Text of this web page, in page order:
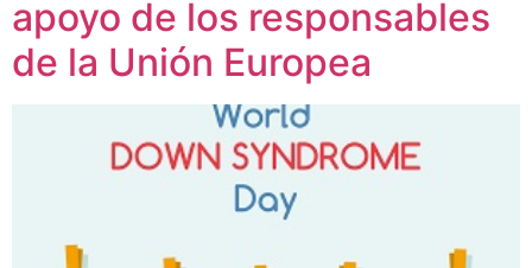
apoyo de los responsables
de la Unión Europea